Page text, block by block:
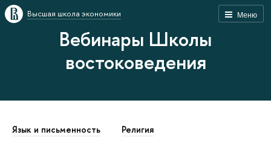
Меню
Высшая школа экономики
Вебинары Школы
востоковедения
Язык и письменность Религия